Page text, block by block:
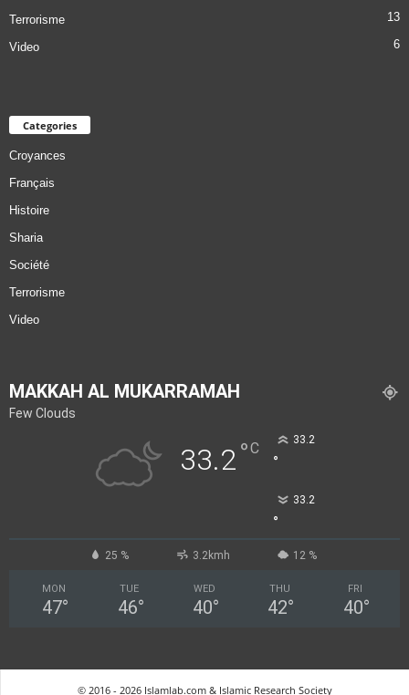
Terrorisme 13
Video 6
Categories
Croyances
Français
Histoire
Sharia
Société
Terrorisme
Video
MAKKAH AL MUKARRAMAH
Few Clouds
33.2°C 33.2
°
33.2
°
25 % 3.2kmh 12 %
MON
47°
TUE
46°
WED
40°
THU
42°
FRI
40°
© 2016 - 2026 Islamlab.com & Islamic Research Society